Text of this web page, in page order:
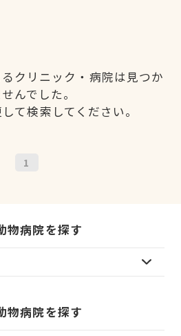
クリニック・病院は見つか
んでした。
て検索してください。
1
物病院を探す
物病院を探す